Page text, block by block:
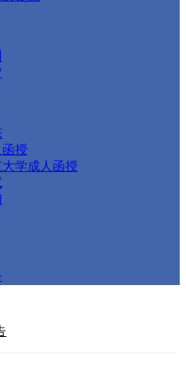
授
学成人函授